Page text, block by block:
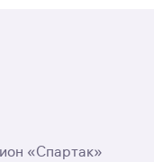
«Спартак»